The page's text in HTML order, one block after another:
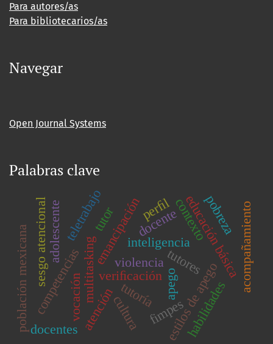
Para autores/as
Para bibliotecarios/as
Navegar
Open Journal Systems
Palabras clave
multitasking
atención
emancipación
veriﬁcación
inteligencia
competencias tutores
docentes
teletrabajo
apego
cultura
población mexicana estilos de apego
educación básica
docente
vocación
acompañamiento
adolescente tutor
tutoría habilidades
contexto
perﬁl
sesgo atencional violencia
pobreza
fimpes